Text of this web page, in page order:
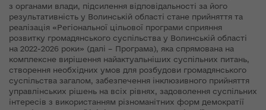
з органами влади, підсилення відповідальності за його
результативність у Волинській області стане прийняття та
реалізація «Регіональної цільової програми сприяння
розвитку громадянського суспільства у Волинській області
на 2022-2026 роки» (далі – Програма), яка спрямована на
комплексне вирішення найактуальніших суспільних питань,
створення необхідних умов для розбудови громадянського
суспільства загалом, забезпечення інклюзивного прийняття
управлінських рішень на всіх рівнях, задоволення суспільних
інтересів з використанням різноманітних форм демократії